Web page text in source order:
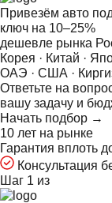
Привезём авто под
ключ на 10–25%
дешевле рынка
Корея · Китай ·
ОАЭ · США ·
Ответьте на
вашу задачу и
Начать подбор →
10 лет на рынке
Гарантия вплоть
Консультация
Шаг 1 из